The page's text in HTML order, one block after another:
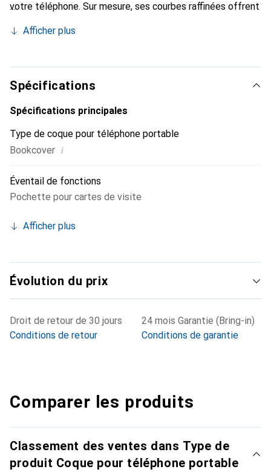
votre téléphone. Sur mesure, ses courbes raffinées offrent
et indispensable pour votre smartphone. Reconnu
marque Noreve est un choix fiable pour une clientèle
exigeante.
Afficher plus
Spécifications
Spécifications principales
Type de coque pour téléphone portable
Bookcover i
Éventail de fonctions
Pochette pour cartes de visite
Afficher plus
Évolution du prix
Droit de retour de 30 jours
Conditions de retour
24 mois Garantie (Bring-in)
Conditions de garantie
Comparer les produits
Classement des ventes dans Type de
produit Coque pour téléphone portable